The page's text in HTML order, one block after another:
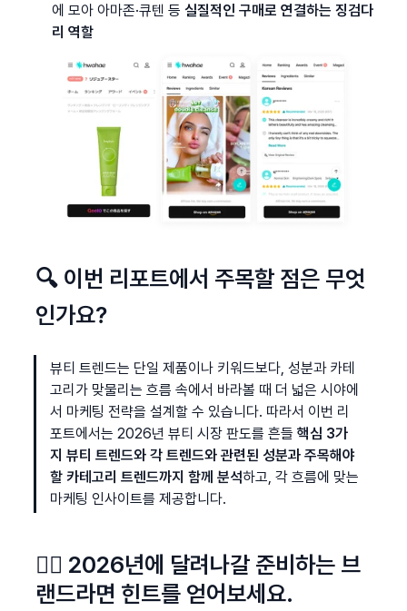
에 모아 아마존·큐텐 등 실질적인 구매로 연결하는 징검다
리 역할
🔍 이번 리포트에서 주목할 점은 무엇
인가요?
뷰티 트렌드는 단일 제품이나 키워드보다, 성분과 카테
고리가 맞물리는 흐름 속에서 바라볼 때 더 넓은 시야에
서 마케팅 전략을 설계할 수 있습니다. 따라서 이번 리
포트에서는 2026년 뷰티 시장 판도를 흔들 핵심 3가
지 뷰티 트렌드와 각 트렌드와 관련된 성분과 주목해야
할 카테고리 트렌드까지 함께 분석하고, 각 흐름에 맞는
마케팅 인사이트를 제공합니다.
🏃‍♀️ 2026년에 달려나갈 준비하는 브
랜드라면 힌트를 얻어보세요.